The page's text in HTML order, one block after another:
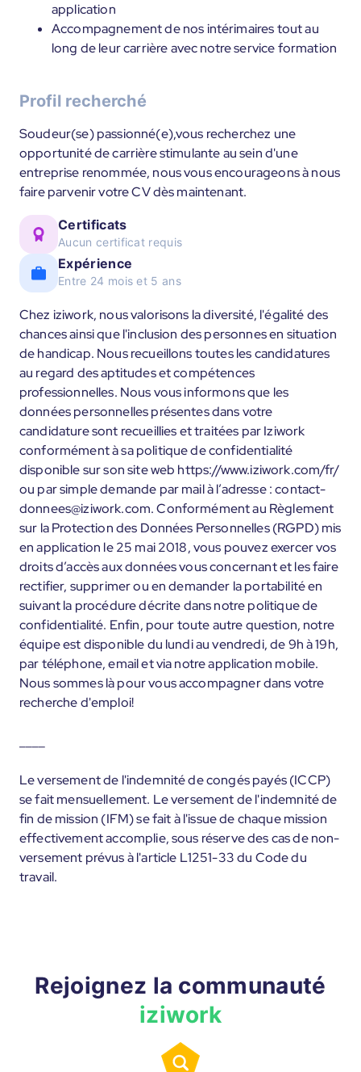
application
Accompagnement de nos intérimaires tout au
long de leur carrière avec notre service formation
Profil recherché
Soudeur(se) passionné(e),vous recherchez une
opportunité de carrière stimulante au sein d'une
entreprise renommée, nous vous encourageons à nous
faire parvenir votre CV dès maintenant.
Certificats
Aucun certificat requis
Expérience
Entre 24 mois et 5 ans
Chez iziwork, nous valorisons la diversité, l'égalité des
chances ainsi que l'inclusion des personnes en situation
de handicap. Nous recueillons toutes les candidatures
au regard des aptitudes et compétences
professionnelles. Nous vous informons que les
données personnelles présentes dans votre
candidature sont recueillies et traitées par Iziwork
conformément à sa politique de confidentialité
disponible sur son site web https://www.iziwork.com/fr/
ou par simple demande par mail à l’adresse : contact-
donnees@iziwork.com. Conformément au Règlement
sur la Protection des Données Personnelles (RGPD) mis
en application le 25 mai 2018, vous pouvez exercer vos
droits d’accès aux données vous concernant et les faire
rectifier, supprimer ou en demander la portabilité en
suivant la procédure décrite dans notre politique de
confidentialité. Enfin, pour toute autre question, notre
équipe est disponible du lundi au vendredi, de 9h à 19h,
par téléphone, email et via notre application mobile.
Nous sommes là pour vous accompagner dans votre
recherche d'emploi!
Le versement de l'indemnité de congés payés (ICCP)
se fait mensuellement. Le versement de l'indemnité de
fin de mission (IFM) se fait à l'issue de chaque mission
effectivement accomplie, sous réserve des cas de non-
versement prévus à l'article L1251-33 du Code du
travail.
Rejoignez la communauté
iziwork